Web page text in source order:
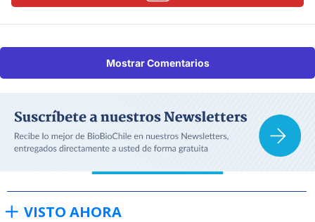
Mostrar Comentarios
VISTO AHORA